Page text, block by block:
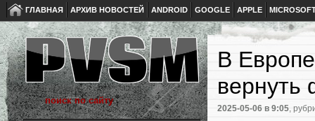
ГЛАВНАЯ АРХИВ НОВОСТЕЙ ANDROID GOOGLE APPLE
В
вернуть
2025-05-06 в 9:05,